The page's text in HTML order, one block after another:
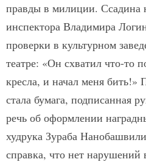
правды в милиции. Ссадина
инспектора Владимира
проверки в культурном
театре: «Он схватил что-то
кресла, и начал меня бить!»
стала бумага, подписанная
речь об оформлении
худрука Зураба
справка, что нет нарушений